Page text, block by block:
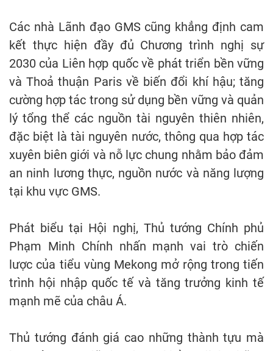
Các nhà Lãnh đạo GMS cũng khẳng định cam
kết thực hiện đầy đủ Chương trình nghị sự
2030 của Liên hợp quốc về phát triển bền vững
và Thoả thuận Paris về biến đổi khí hậu; tăng
cường hợp tác trong sử dụng bền vững và quản
lý tổng thể các nguồn tài nguyên thiên nhiên,
đặc biệt là tài nguyên nước, thông qua hợp tác
xuyên biên giới và nỗ lực chung nhằm bảo đảm
an ninh lương thực, nguồn nước và năng lượng
tại khu vực GMS.
Phát biểu tại Hội nghị, Thủ tướng Chính phủ
Phạm Minh Chính nhấn mạnh vai trò chiến
lược của tiểu vùng Mekong mở rộng trong tiến
trình hội nhập quốc tế và tăng trưởng kinh tế
mạnh mẽ của châu Á.
Thủ tướng đánh giá cao những thành tựu mà